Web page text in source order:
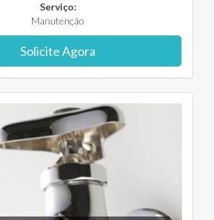
Serviço:
Manutenção
Solicite Agora